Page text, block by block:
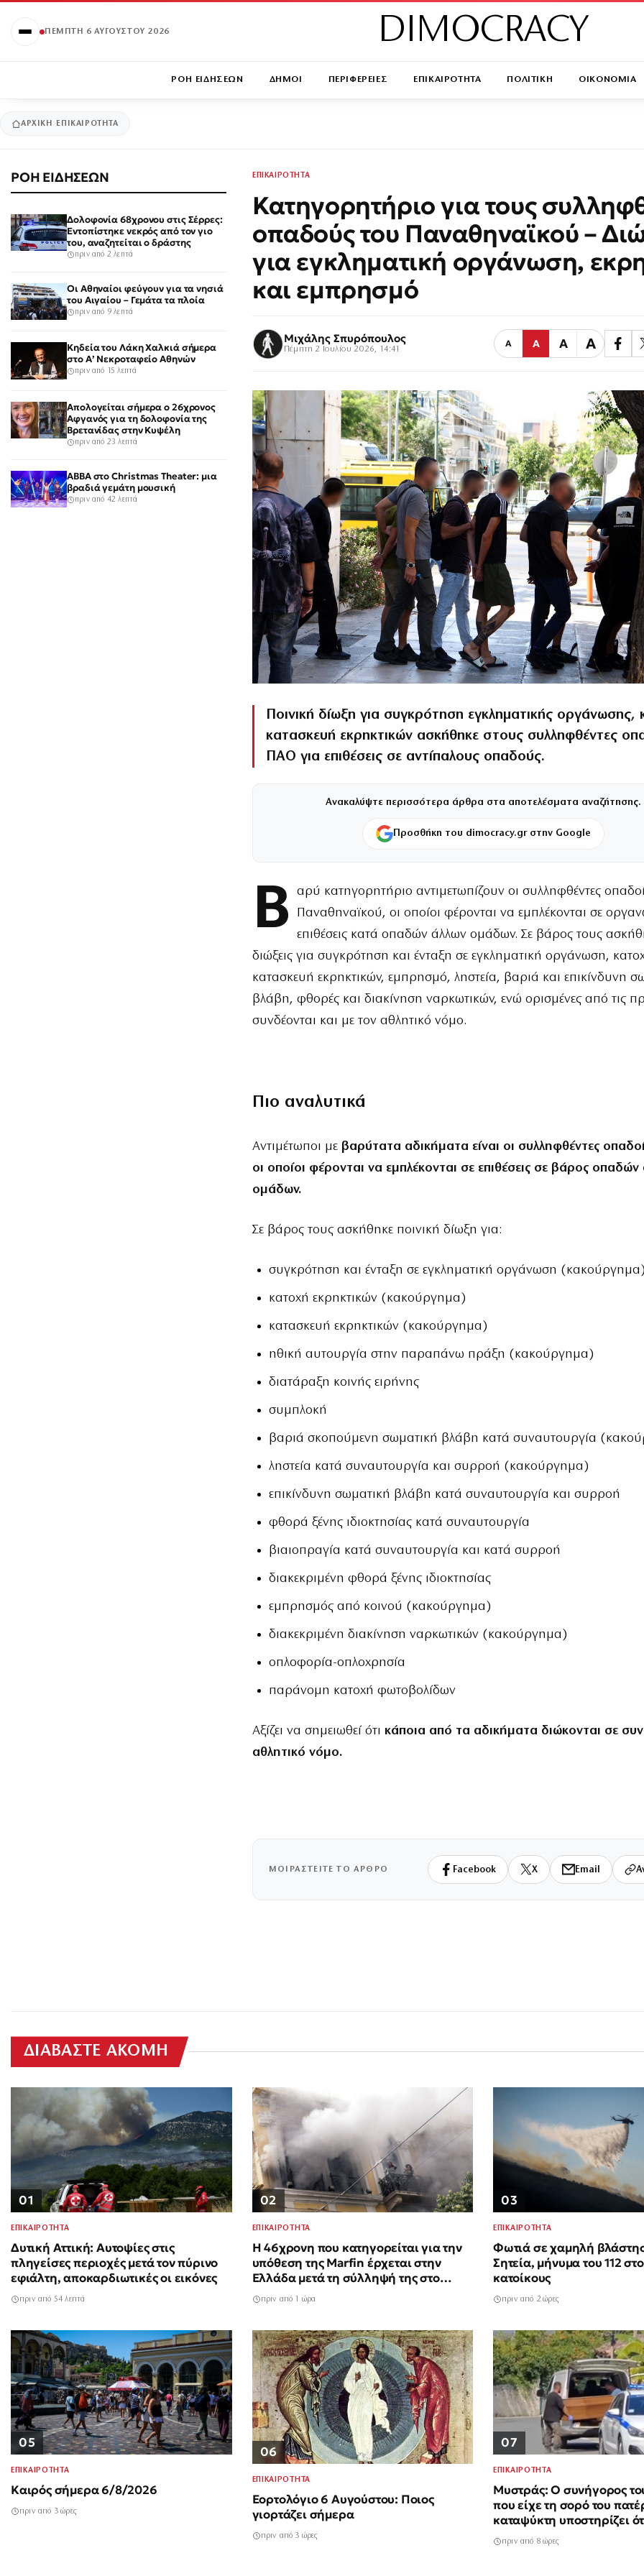
ΠΈΜΠΤΗ 6 ΑΥΓΟΎΣΤΟΥ 2026 DIMOCRACY
ΡΟΗ ΕΙΔΗΣΕΩΝ ΔΗΜΟΙ ΠΕΡΙΦΕΡΕΙΕΣ ΕΠΙΚΑΙΡΟΤΗΤΑ ΠΟΛΙΤΙΚΗ ΟΙΚΟΝΟΜΙΑ
ΑΡΧΙΚΉ ΕΠΙΚΑΙΡΟΤΗΤΑ
ΡΟΗ ΕΙΔΗΣΕΩΝ
Δολοφονία 68χρονου στις Σέρρες:
Εντοπίστηκε νεκρός από τον γιο
του, αναζητείται ο δράστης
πριν από 2 λεπτά
Οι Αθηναίοι φεύγουν για τα νησιά
του Αιγαίου – Γεμάτα τα πλοία
πριν από 9 λεπτά
Κηδεία του Λάκη Χαλκιά σήμερα
στο Α’ Νεκροταφείο Αθηνών
πριν από 15 λεπτά
Απολογείται σήμερα ο 26χρονος
Αφγανός για τη δολοφονία της
Βρετανίδας στην Κυψέλη
πριν από 23 λεπτά
ABBA στο Christmas Theater: μια
βραδιά γεμάτη μουσική
πριν από 42 λεπτά
ΕΠΙΚΑΙΡΟΤΗΤΑ
Κατηγορητήριο για τους
οπαδούς του Παναθηναϊκού –
για εγκληματική οργάνωση,
και εμπρησμό
Μιχάλης Σπυρόπουλος
Πέμπτη 2 Ιουλίου 2026, 14:41
Α Α Α Α
Ποινική δίωξη για συγκρότηση εγκληματικής οργάνωσης,
κατασκευή εκρηκτικών ασκήθηκε στους συλληφθέντες
ΠΑΟ για επιθέσεις σε αντίπαλους οπαδούς.
Ανακαλύψτε περισσότερα άρθρα στα αποτελέσματα αναζήτησης.
Προσθήκη του dimocracy.gr στην Google
Β
αρύ κατηγορητήριο αντιμετωπίζουν οι συλληφθέντες
Παναθηναϊκού, οι οποίοι φέρονται να εμπλέκονται σε
επιθέσεις κατά οπαδών άλλων ομάδων. Σε βάρος τους
διώξεις για συγκρότηση και ένταξη σε εγκληματική οργάνωση,
κατασκευή εκρηκτικών, εμπρησμό, ληστεία, βαριά και επικίνδυνη
βλάβη, φθορές και διακίνηση ναρκωτικών, ενώ ορισμένες από τις
συνδέονται και με τον αθλητικό νόμο.
Πιο αναλυτικά
Αντιμέτωποι με βαρύτατα αδικήματα είναι οι συλληφθέντες
οι οποίοι φέρονται να εμπλέκονται σε επιθέσεις σε βάρος οπαδών
ομάδων.
Σε βάρος τους ασκήθηκε ποινική δίωξη για:
συγκρότηση και ένταξη σε εγκληματική οργάνωση (κακούργημα)
κατοχή εκρηκτικών (κακούργημα)
κατασκευή εκρηκτικών (κακούργημα)
ηθική αυτουργία στην παραπάνω πράξη (κακούργημα)
διατάραξη κοινής ειρήνης
συμπλοκή
βαριά σκοπούμενη σωματική βλάβη κατά συναυτουργία
ληστεία κατά συναυτουργία και συρροή (κακούργημα)
επικίνδυνη σωματική βλάβη κατά συναυτουργία και συρροή
φθορά ξένης ιδιοκτησίας κατά συναυτουργία
βιαιοπραγία κατά συναυτουργία και κατά συρροή
διακεκριμένη φθορά ξένης ιδιοκτησίας
εμπρησμός από κοινού (κακούργημα)
διακεκριμένη διακίνηση ναρκωτικών (κακούργημα)
οπλοφορία-οπλοχρησία
παράνομη κατοχή φωτοβολίδων
Αξίζει να σημειωθεί ότι κάποια από τα αδικήματα διώκονται σε
αθλητικό νόμο.
ΜΟΙΡΑΣΤΕΙΤΕ ΤΟ ΑΡΘΡΟ Facebook X Email
ΔΙΑΒΑΣΤΕ ΑΚΟΜΗ
01
ΕΠΙΚΑΙΡΟΤΗΤΑ
Δυτική Αττική: Αυτοψίες στις
πληγείσες περιοχές μετά τον πύρινο
εφιάλτη, αποκαρδιωτικές οι εικόνες
πριν από 54 λεπτά
02
ΕΠΙΚΑΙΡΟΤΗΤΑ
Η 46χρονη που κατηγορείται για την
υπόθεση της Marfin έρχεται στην
Ελλάδα μετά τη σύλληψή της στο
Λονδίνο
πριν από 1 ώρα
03
ΕΠΙΚΑΙΡΟΤΗΤΑ
Φωτιά σε χαμηλή
Σητεία, μήνυμα του 112
κατοίκους
πριν από 2 ώρες
05
ΕΠΙΚΑΙΡΟΤΗΤΑ
Καιρός σήμερα 6/8/2026
πριν από 3 ώρες
06
ΕΠΙΚΑΙΡΟΤΗΤΑ
Εορτολόγιο 6 Αυγούστου: Ποιος
γιορτάζει σήμερα
πριν από 3 ώρες
07
ΕΠΙΚΑΙΡΟΤΗΤΑ
Μυστράς: Ο συνήγορος
που είχε τη σορό του
καταψύκτη υποστηρίζει
οικονομικό το κίνητρο»
πριν από 8 ώρες